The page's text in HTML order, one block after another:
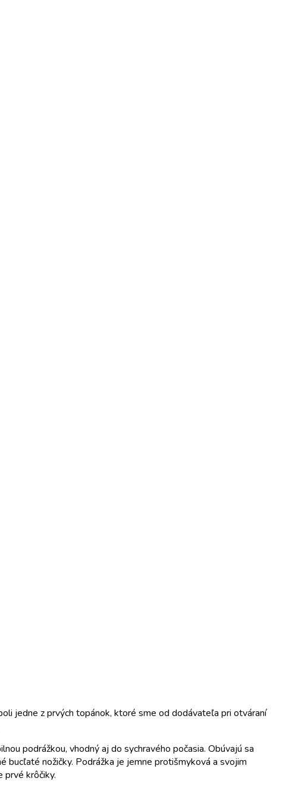
jedne z prvých topánok, ktoré sme od dodávateľa pri otváraní
podrážkou, vhodný aj do sychravého počasia. Obúvajú sa
bucľaté nožičky. Podrážka je jemne protišmyková a svojim
prvé krôčiky.